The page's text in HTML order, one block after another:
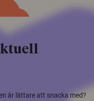
är lättare att snacka med?